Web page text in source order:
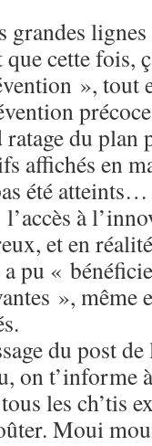
grandes
cette fois,
», tout
du plan
affichés en
été atteints…
à
et en
pu «
», même
du post
on t’informe
les ch’tis
Moui